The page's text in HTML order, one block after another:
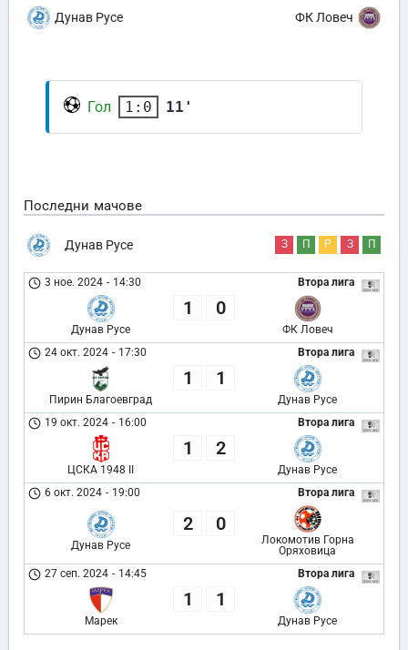
Дунав Русе ФК Ловеч
Гол 1:0 11'
Последни мачове
Дунав Русе З П Р З П
Втора лига
3 ное. 2024 - 14:30
Дунав Русе
1 0
ФК Ловеч
Втора лига
24 окт. 2024 - 17:30
Пирин Благоевград
1 1
Дунав Русе
Втора лига
19 окт. 2024 - 16:00
ЦСКА 1948 II
1 2
Дунав Русе
Втора лига
6 окт. 2024 - 19:00
Дунав Русе
2 0
Локомотив Горна
Оряховица
Втора лига
27 сеп. 2024 - 14:45
Марек
1 1
Дунав Русе